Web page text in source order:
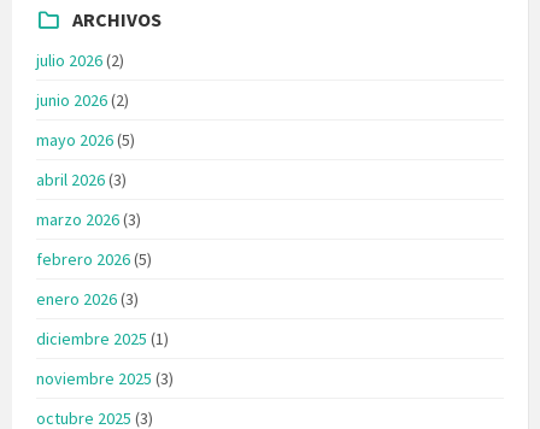
ARCHIVOS
julio 2026(2)
junio 2026(2)
mayo 2026(5)
abril 2026(3)
marzo 2026(3)
febrero 2026(5)
enero 2026(3)
diciembre 2025 (1)
noviembre 2025 (3)
octubre 2025 (3)